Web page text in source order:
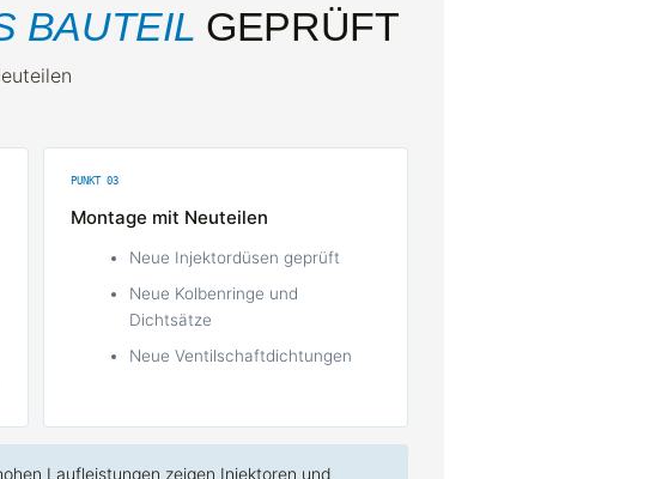
BAUTEIL GEPRÜFT
PUNKT 03
Montage mit Neuteilen
Neue Injektordüsen geprüft
Neue Kolbenringe und
Dichtsätze
Neue Ventilschaftdichtungen
Laufleistungen zeigen Injektoren und